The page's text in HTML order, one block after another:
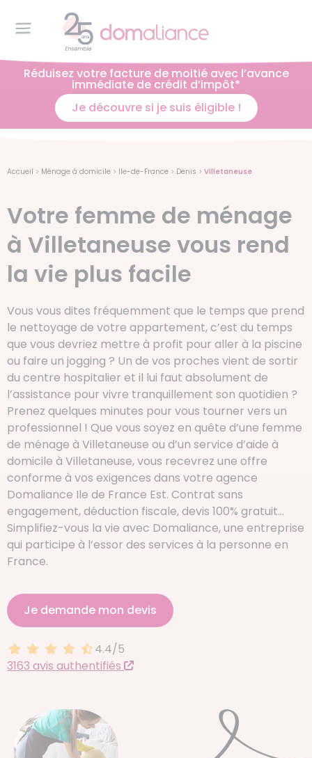
Réduisez votre facture de moitié avec l’avance
immédiate de crédit d’impôt*
Je découvre si je suis éligible !
Accueil > Ménage à domicile > Ile-de-France > Denis > Villetaneuse
Votre femme de ménage
à Villetaneuse vous rend
la vie plus facile
Vous vous dites fréquemment que le temps que prend
le nettoyage de votre appartement, c’est du temps
que vous devriez mettre à profit pour aller à la piscine
ou faire un jogging ? Un de vos proches vient de sortir
du centre hospitalier et il lui faut absolument de
l’assistance pour vivre tranquillement son quotidien ?
Prenez quelques minutes pour vous tourner vers un
professionnel ! Que vous soyez en quête d’une femme
de ménage à Villetaneuse ou d’un service d’aide à
domicile à Villetaneuse, vous recevrez une offre
conforme à vos exigences dans votre agence
Domaliance Ile de France Est. Contrat sans
engagement, déduction fiscale, devis 100% gratuit…
Simplifiez-vous la vie avec Domaliance, une entreprise
qui participe à l’essor des services à la personne en
France.
Je demande mon devis
4.4 sur 5
4.4/5
3163 avis authentifiés